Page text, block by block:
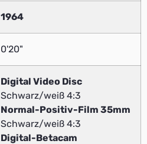
1964
0'20"
Digital Video Disc
Schwarz/weiß 4:3
Normal-Positiv-Film 35mm
Schwarz/weiß 4:3
Digital-Betacam